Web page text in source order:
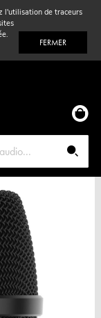
l'utilisation de traceurs
FERMER